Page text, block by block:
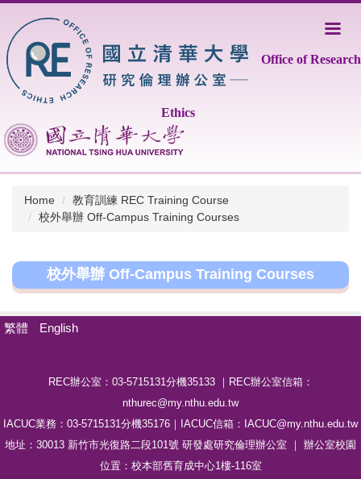
the
main
content
block
Office of Research
Ethics
Home
教育訓練 REC Training Course
校外舉辦 Off-Campus Training Courses
校外舉辦 Off-Campus Training Courses
繁體 English
REC辦公室：03-5715131分機35133 ｜REC辦公室信箱：
nthurec@my.nthu.edu.tw
IACUC業務：03-5715131分機35176｜IACUC信箱：IACUC@my.nthu.edu.tw
地址：30013 新竹市光復路二段101號 研發處研究倫理辦公室 ｜ 辦公室校園
位置：校本部舊育成中心1樓-116室